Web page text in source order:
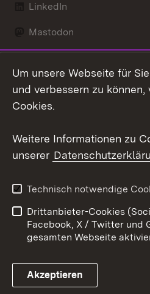
LinkedIn
Mastodon
X / Twitter
Youtube
Link zum Landesportal
Kontakt
Barrierefreiheit
Impressum
Um unsere Webseite für
und verbessern zu
Cookies.
Weitere Informationen zu
unserer
Technisch notwendige
Drittanbieter-Cookies
Facebook, X / Twitter und
gesamten Webseite
Akzeptieren